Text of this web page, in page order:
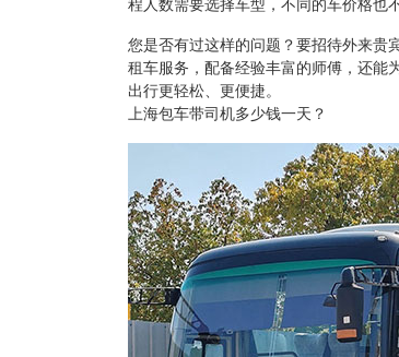
程人数需要选择车型，不同的车价格也
您是否有过这样的问题？要招待外来贵
租车服务，配备经验丰富的师傅，还能
出行更轻松、更便捷。
上海包车带司机多少钱一天？